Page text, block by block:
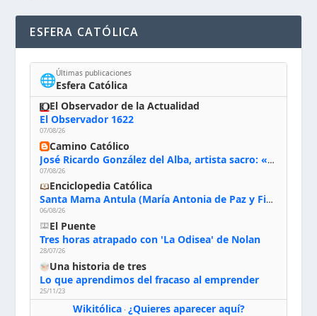
ESFERA CATÓLICA
🌐Últimas publicaciones
Esfera Católica
El Observador de la Actualidad
El Observador 1622
07/08/26
Camino Católico
José Ricardo González del Alba, artista sacro: «Yo oro, hablo con Dios, le pido al Espíritu Santo su inspiración y siempre pinto rezando el rosario para que sea Él quien actúe a través de mis manos»
07/08/26
Enciclopedia Católica
Santa Mama Antula (María Antonia de Paz y Figueroa)
06/08/26
El Puente
Tres horas atrapado con 'La Odisea' de Nolan
28/07/26
Una historia de tres
Lo que aprendimos del fracaso al emprender
25/11/23
Wikitólica· ¿Quieres aparecer aquí?